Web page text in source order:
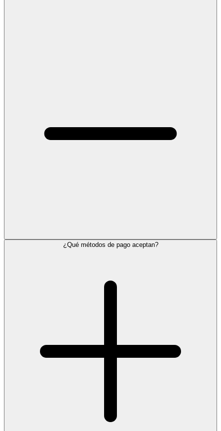
¿Qué métodos de pago aceptan?